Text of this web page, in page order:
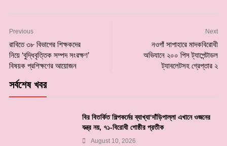
Previous
রাবিতে ৩৮ বিভাগের শিক্ষকদের
নিয়ে ‘বুদ্ধিবৃত্তিক সম্পদ সংরক্ষণ’
বিষয়ক প্রশিক্ষণের আয়োজন
Next
নওগাঁ সাপাহারে মাদকবিরোধী
অভিযানে ২০০ পিস ট্যাপেন্টাডল
ট্যাবলেটসহ গ্রেপ্তার ২
সর্বশেষ খবর
বির বিতর্কিত শিল্পকর্মের ব্যাখ্যা‘দাঁড়িপাল্লা এখানে ওজনের
যন্ত্র নয়, ৭১-বিরোধী গোষ্ঠীর প্রতীক
August 10, 2026